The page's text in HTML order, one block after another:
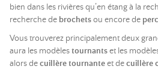
bien dans les rivières qu’en étang à la
recherche de brochetsou encore de
Vous trouverez principalement deux
aura les modèlestournantset les
alors decuillère tournanteet decuillère